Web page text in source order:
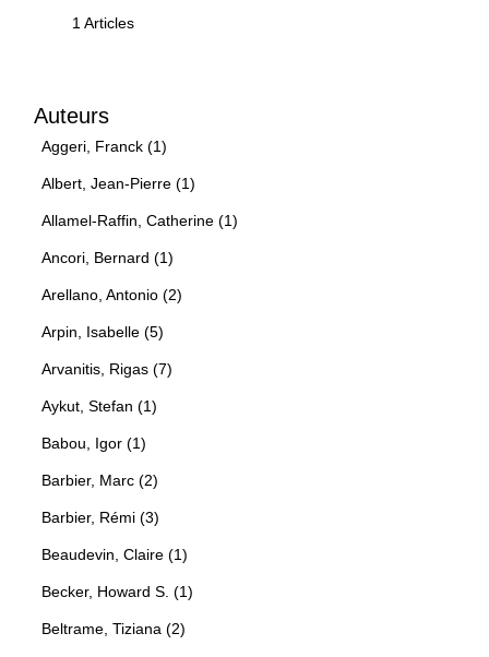
1 Articles
Auteurs
Aggeri, Franck (1)
Albert, Jean-Pierre (1)
Allamel-Raffin, Catherine (1)
Ancori, Bernard (1)
Arellano, Antonio (2)
Arpin, Isabelle (5)
Arvanitis, Rigas (7)
Aykut, Stefan (1)
Babou, Igor (1)
Barbier, Marc (2)
Barbier, Rémi (3)
Beaudevin, Claire (1)
Becker, Howard S. (1)
Beltrame, Tiziana (2)